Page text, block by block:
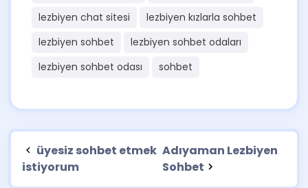
lezbiyen chat sitesi
lezbiyen kızlarla sohbet
lezbiyen sohbet
lezbiyen sohbet odaları
lezbiyen sohbet odası
sohbet
üyesiz sohbet etmek
istiyorum
Adıyaman Lezbiyen
Sohbet